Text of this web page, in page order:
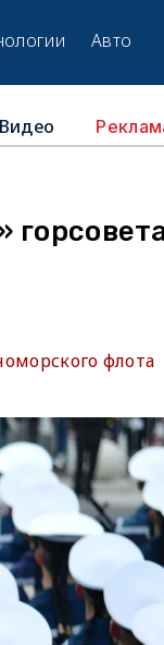
Авто
Видео
флота